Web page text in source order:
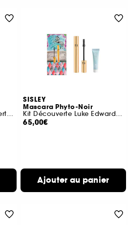
Encre à lèvres sans transfert Hydratation 24 h
SISLEY
Mascara Phyto-Noir
Kit Découverte Luke Edward Hall
65,00€
Ajouter au panier